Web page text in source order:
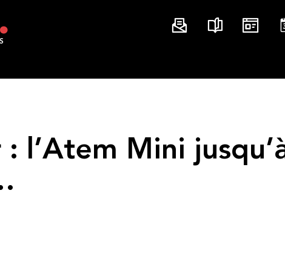
l’Atem Mini